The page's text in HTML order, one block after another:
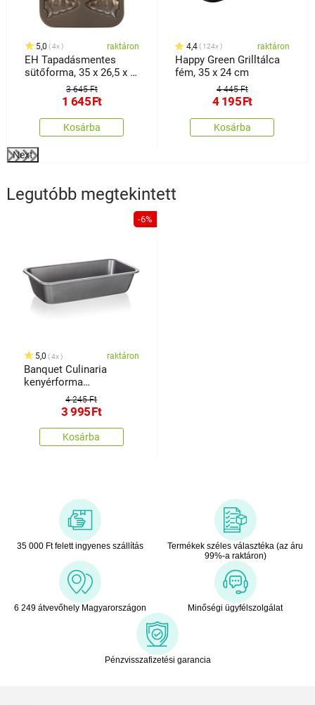
5,0 4x raktáron
EH Tapadásmentes
sütőforma, 35 x 26,5 x 3
3 645 Ft
1 645Ft
Kosárba
4,4 124x raktáron
Happy Green Grilltálca
fém, 35 x 24 cm
4 445 Ft
4 195Ft
Kosárba
Next
Legutóbb megtekintett
-6%
5,0 4x raktáron
Banquet Culinaria
kenyérforma
tapadásmentes
felülettel, 30.5 x 15.5 x
4 245 Ft
3 995Ft
Kosárba
35 000 Ft felett ingyenes szállítás
Termékek széles választéka (az áru
99%-a raktáron)
6 249 átvevőhely Magyarországon Minőségi ügyfélszolgálat
Pénzvisszafizetési garancia